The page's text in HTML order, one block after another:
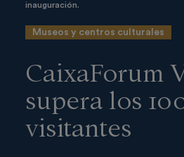
inauguración.
Museos y centros culturales
CaixaForum
supera los
visitantes